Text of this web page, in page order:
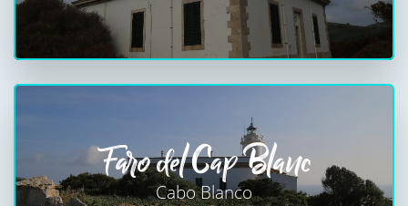
Faro del Cap Blanc
Cabo Blanco